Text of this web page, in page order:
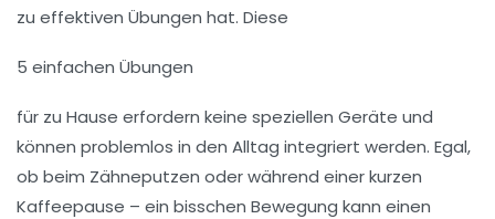
zu effektiven Übungen hat. Diese
5 einfachen Übungen
für zu Hause erfordern keine speziellen Geräte und
können problemlos in den Alltag integriert werden. Egal,
ob beim Zähneputzen oder während einer kurzen
Kaffeepause – ein bisschen Bewegung kann einen